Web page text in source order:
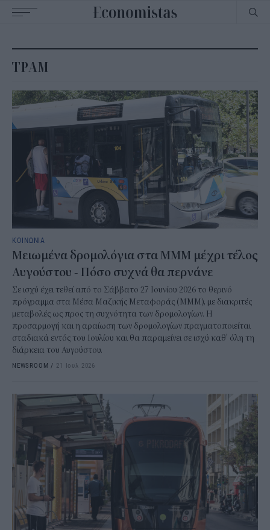
navigation
ΤΡΑΜ
ΚΟΙΝΩΝΙΑ
Μειωμένα δρομολόγια στα ΜΜΜ μέχρι τέλος
Αυγούστου - Πόσο συχνά θα περνάνε
Σε ισχύ έχει τεθεί από το Σάββατο 27 Ιουνίου 2026 το θερινό
πρόγραμμα στα Μέσα Μαζικής Μεταφοράς (ΜΜΜ), με διακριτές
μεταβολές ως προς τη συχνότητα των δρομολογίων. Η
προσαρμογή και η αραίωση των δρομολογίων πραγματοποιείται
σταδιακά εντός του Ιουλίου και θα παραμείνει σε ισχύ καθ' όλη τη
διάρκεια του Αυγούστου.
NEWSROOM / 21 Ιουλ 2026